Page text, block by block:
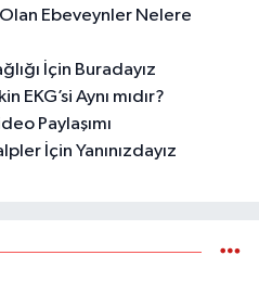
Ebeveynler Nelere
İçin Buradayız
EKG’si Aynı mıdır?
Paylaşımı
İçin Yanınızdayız